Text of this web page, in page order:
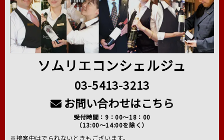
ソムリエコンシェルジュ
03-5413-3213
お問い合わせはこちら
受付時間：9：00～18：00
（13:00～14:00を除く）
※接客中はでられないときもございます。